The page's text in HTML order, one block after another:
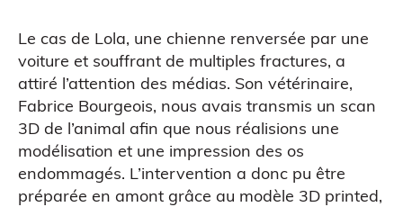
Le cas de Lola, une chienne renversée par une
voiture et souffrant de multiples fractures, a
attiré l’attention des médias. Son vétérinaire,
Fabrice Bourgeois, nous avais transmis un scan
3D de l’animal afin que nous réalisions une
modélisation et une impression des os
endommagés. L’intervention a donc pu être
préparée en amont grâce au modèle 3D printed,